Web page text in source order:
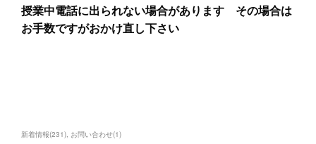
授業中電話に出られない場合があります その場合は
お手数ですがおかけ直し下さい
新着情報(231) お問い合わせ(1)